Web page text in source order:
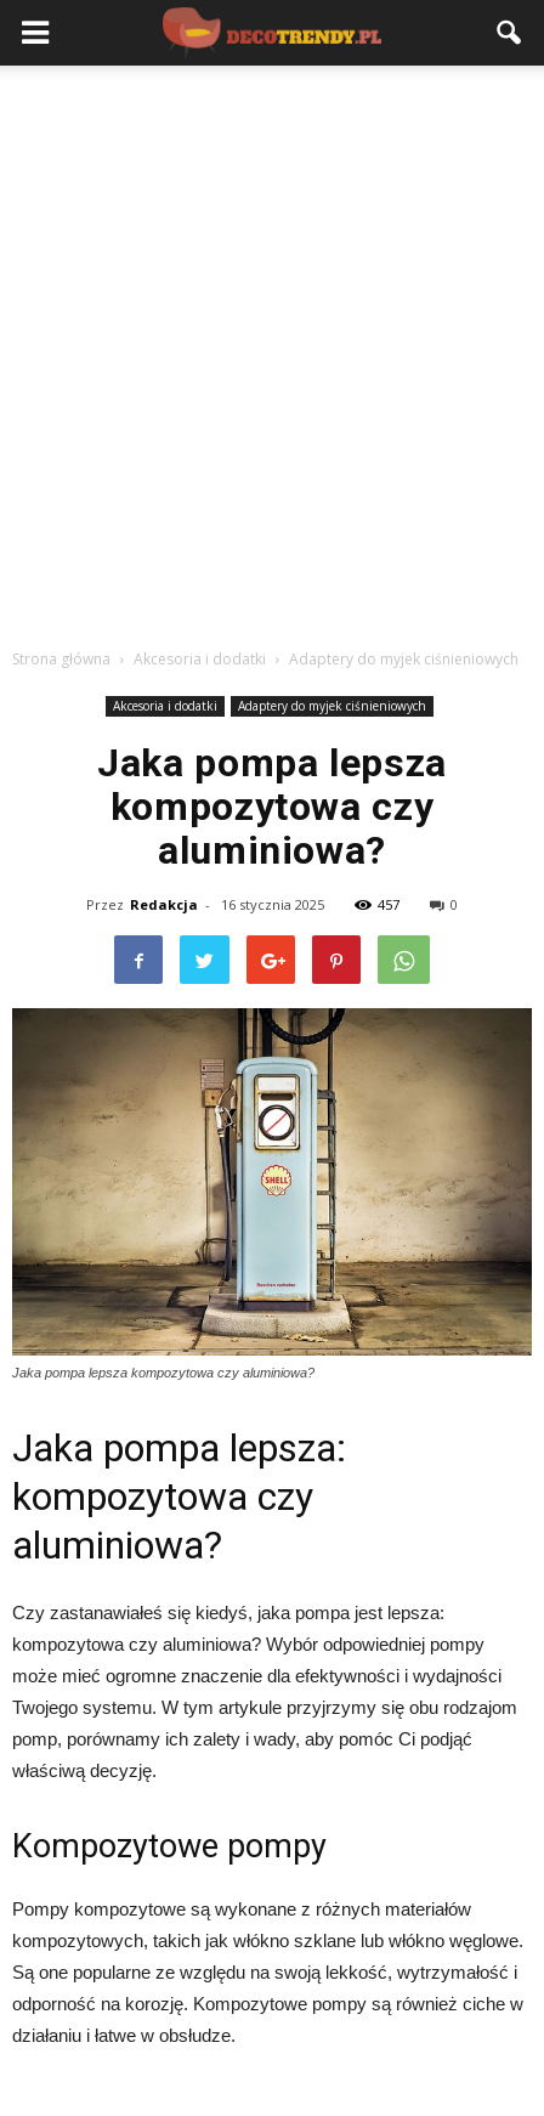
Strona główna Akcesoria i dodatki Adaptery do myjek ciśnieniowych
Akcesoria i dodatki Adaptery do myjek ciśnieniowych
Jaka pompa lepsza
kompozytowa czy
aluminiowa?
Przez Redakcja - 16 stycznia 2025 457 0
Jaka pompa lepsza kompozytowa czy aluminiowa?
Jaka pompa lepsza:
kompozytowa czy
aluminiowa?
Czy zastanawiałeś się kiedyś, jaka pompa jest lepsza:
kompozytowa czy aluminiowa? Wybór odpowiedniej pompy
może mieć ogromne znaczenie dla efektywności i wydajności
Twojego systemu. W tym artykule przyjrzymy się obu rodzajom
pomp, porównamy ich zalety i wady, aby pomóc Ci podjąć
właściwą decyzję.
Kompozytowe pompy
Pompy kompozytowe są wykonane z różnych materiałów
kompozytowych, takich jak włókno szklane lub włókno węglowe.
Są one popularne ze względu na swoją lekkość, wytrzymałość i
odporność na korozję. Kompozytowe pompy są również ciche w
działaniu i łatwe w obsłudze.